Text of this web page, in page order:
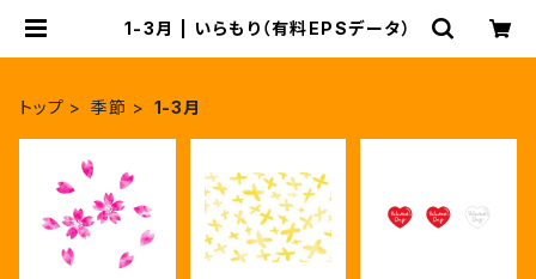
1-3月 | いらもり（有料EPSデータ）
トップ 季節 1-3月